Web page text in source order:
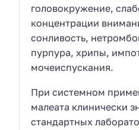
головокружение,
концентрации
сонливость,
пурпура, хрипы,
мочеиспускания.
При системном
малеата клинически
стандартных